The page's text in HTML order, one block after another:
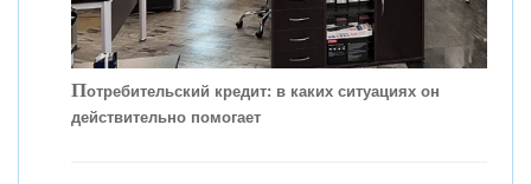
Потребительский кредит: в каких ситуациях он
действительно помогает